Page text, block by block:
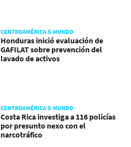
CENTROAMÉRICA & MUNDO
Honduras inició evaluación de
GAFILAT sobre prevención del
lavado de activos
CENTROAMÉRICA & MUNDO
Costa Rica investiga a 116 policías
por presunto nexo con el
narcotráfico